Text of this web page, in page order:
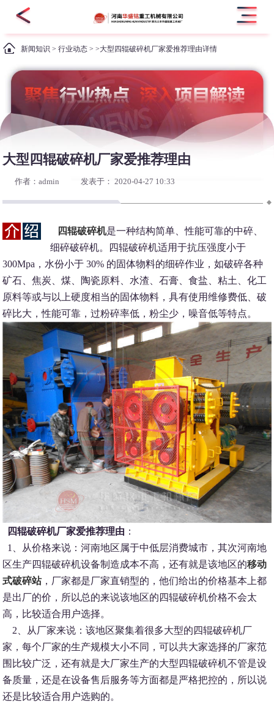
新闻知识 >行业动态 > >大型四辊破碎机厂家爱推荐理由详情
大型四辊破碎机厂家爱推荐理由
作者：admin 发表于： 2020-04-27 10:33
四辊破碎机是一种结构简单、性能可靠的中碎、
细碎破碎机。四辊破碎机适用于抗压强度小于
300Mpa，水份小于 30% 的固体物料的细碎作业，如破碎各种
矿石、焦炭、煤、陶瓷原料、水渣、石膏、食盐、粘土、化工
原料等或与以上硬度相当的固体物料，具有使用维修费低、破
碎比大，性能可靠，过粉碎率低，粉尘少，噪音低等特点。
四辊破碎机厂家爱推荐理由 ：
1、从价格来说：河南地区属于中低层消费城市，其次河南地
区生产四辊破碎机设备制造成本不高，还有就是该地区的移动
式破碎站，厂家都是厂家直销型的，他们给出的价格基本上都
是出厂的价，所以总的来说该地区的四辊破碎机价格不会太
高，比较适合用户选择。
2、从厂家来说：该地区聚集着很多大型的四辊破碎机厂
家，每个厂家的生产规模大小不同，可以共大家选择的厂家范
围比较广泛，还有就是大厂家生产的大型四辊破碎机不管是设
备质量，还是在设备售后服务等方面都是严格把控的，所以说
还是比较适合用户选购的。